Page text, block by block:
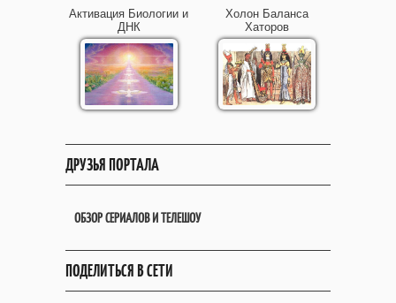
Активация Биологии и
ДНК
Холон Баланса
Хаторов
ДРУЗЬЯ ПОРТАЛА
ОБЗОР СЕРИАЛОВ И ТЕЛЕШОУ
ПОДЕЛИТЬСЯ В СЕТИ